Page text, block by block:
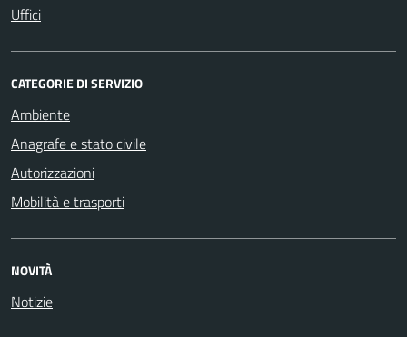
Uffici
CATEGORIE DI SERVIZIO
Ambiente
Anagrafe e stato civile
Autorizzazioni
Mobilità e trasporti
NOVITÀ
Notizie